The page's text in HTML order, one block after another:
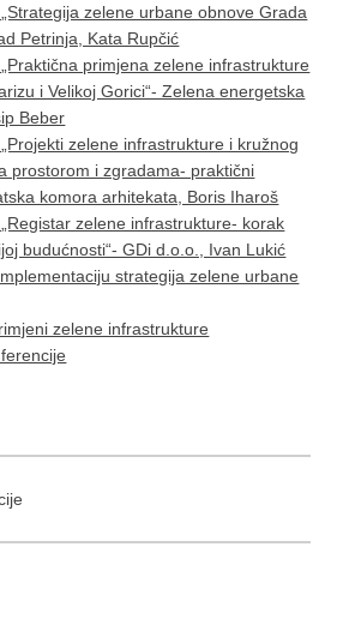
zelene urbane obnove Grada
Petrinja, Kata Rupčić
primjena zelene infrastrukture
i Velikoj Gorici“- Zelena energetska
Beber
zelene infrastrukture i kružnog
prostorom i zgradama- praktični
komora arhitekata, Boris Iharoš
zelene infrastrukture- korak
budućnosti“- GDi d.o.o., Ivan Lukić
strategija zelene urbane
zelene infrastrukture